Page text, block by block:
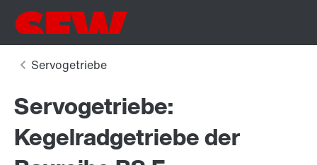
Servogetriebe:
Kegelradgetriebe der